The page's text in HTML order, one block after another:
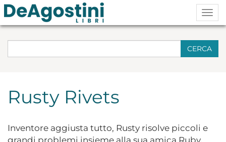
CERCA
Rusty Rivets
Inventore aggiusta tutto, Rusty risolve piccoli e
grandi problemi insieme alla sua amica Ruby.